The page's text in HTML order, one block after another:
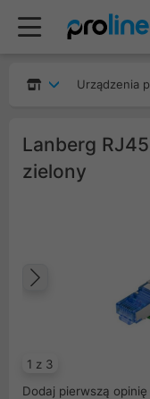
Urządzenia
Lanberg
zielony
1 z 3
Dodaj pierwszą opinię